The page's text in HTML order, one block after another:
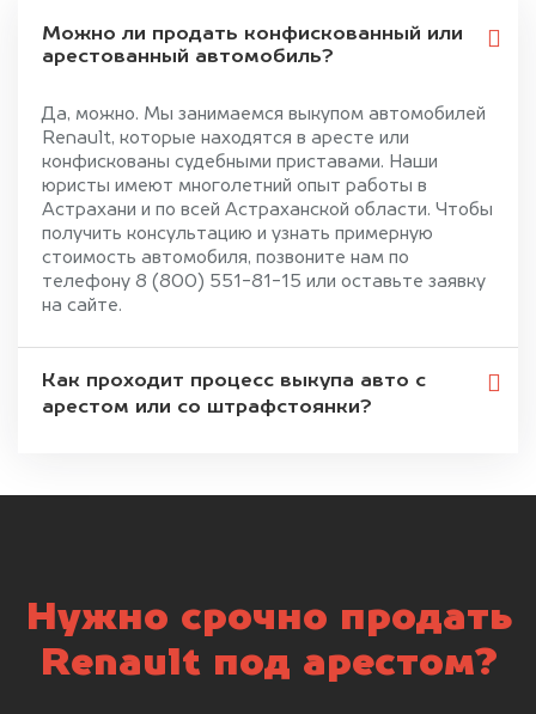
Можно ли продать конфискованный или
арестованный автомобиль?
Да, можно. Мы занимаемся выкупом автомобилей
Renault, которые находятся в аресте или
конфискованы судебными приставами. Наши
юристы имеют многолетний опыт работы в
Астрахани и по всей Астраханской области. Чтобы
получить консультацию и узнать примерную
стоимость автомобиля, позвоните нам по
телефону 8 (800) 551-81-15 или оставьте заявку
на сайте.
Как проходит процесс выкупа авто с
арестом или со штрафстоянки?
Нужно срочно продать
Renault под арестом?